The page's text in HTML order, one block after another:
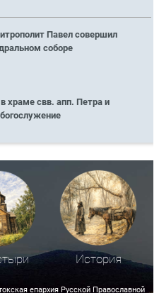
Павел совершил
соборе
храме свв. апп. Петра и
История
епархия Русской Православной